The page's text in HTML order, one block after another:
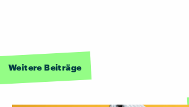
Weitere Beiträge